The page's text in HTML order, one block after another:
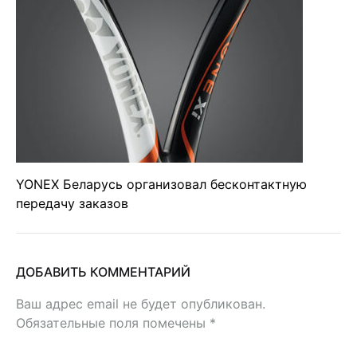
YONEX Беларусь организовал бесконтактную
передачу заказов
ДОБАВИТЬ КОММЕНТАРИЙ
Ваш адрес email не будет опубликован.
Обязательные поля помечены *